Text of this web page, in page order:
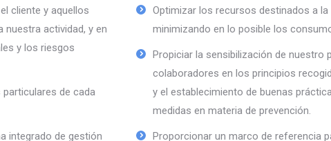
cliente y aquellos
nuestra actividad, y en
y los riesgos
de cada
integrado de gestión
Optimizar los recursos destinados a
minimizando en lo posible los
Propiciar la sensibilización de nuestro
colaboradores en los principios
y el establecimiento de buenas
medidas en materia de prevención.
Proporcionar un marco de referencia